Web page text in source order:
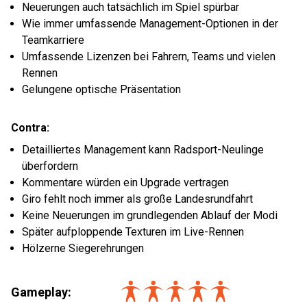
Neuerungen auch tatsächlich im Spiel spürbar
Wie immer umfassende Management-Optionen in der
Teamkarriere
Umfassende Lizenzen bei Fahrern, Teams und vielen
Rennen
Gelungene optische Präsentation
Contra:
Detailliertes Management kann Radsport-Neulinge
überfordern
Kommentare würden ein Upgrade vertragen
Giro fehlt noch immer als große Landesrundfahrt
Keine Neuerungen im grundlegenden Ablauf der Modi
Später aufploppende Texturen im Live-Rennen
Hölzerne Siegerehrungen
Gameplay: